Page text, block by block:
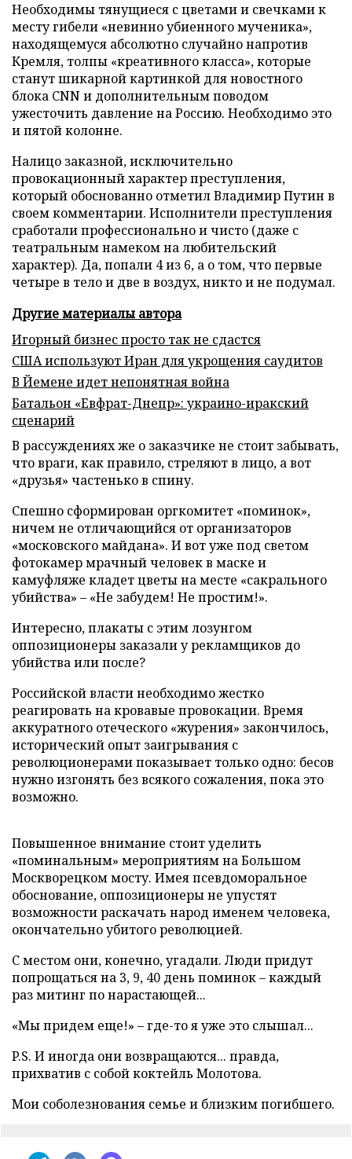
Необходимы тянущиеся с цветами и свечками к
месту гибели «невинно убиенного мученика»,
находящемуся абсолютно случайно напротив
Кремля, толпы «креативного класса», которые
станут шикарной картинкой для новостного
блока CNN и дополнительным поводом
ужесточить давление на Россию. Необходимо это
и пятой колонне.
Налицо заказной, исключительно
провокационный характер преступления,
который обоснованно отметил Владимир Путин в
своем комментарии. Исполнители преступления
сработали профессионально и чисто (даже с
театральным намеком на любительский
характер). Да, попали 4 из 6, а о том, что первые
четыре в тело и две в воздух, никто и не подумал.
Другие материалы автора
Игорный бизнес просто так не сдастся
США используют Иран для укрощения саудитов
В Йемене идет непонятная война
Батальон «Евфрат-Днепр»: украино-иракский
сценарий
В рассуждениях же о заказчике не стоит забывать,
что враги, как правило, стреляют в лицо, а вот
«друзья» частенько в спину.
Спешно сформирован оргкомитет «поминок»,
ничем не отличающийся от организаторов
«московского майдана». И вот уже под светом
фотокамер мрачный человек в маске и
камуфляже кладет цветы на месте «сакрального
убийства» – «Не забудем! Не простим!».
Интересно, плакаты с этим лозунгом
оппозиционеры заказали у рекламщиков до
убийства или после?
Российской власти необходимо жестко
реагировать на кровавые провокации. Время
аккуратного отеческого «журения» закончилось,
исторический опыт заигрывания с
революционерами показывает только одно: бесов
нужно изгонять без всякого сожаления, пока это
возможно.
Повышенное внимание стоит уделить
«поминальным» мероприятиям на Большом
Москворецком мосту. Имея псевдоморальное
обоснование, оппозиционеры не упустят
возможности раскачать народ именем человека,
окончательно убитого революцией.
С местом они, конечно, угадали. Люди придут
попрощаться на 3, 9, 40 день поминок – каждый
раз митинг по нарастающей...
«Мы придем еще!» – где-то я уже это слышал...
P.S. И иногда они возвращаются... правда,
прихватив с собой коктейль Молотова.
Мои соболезнования семье и близким погибшего.